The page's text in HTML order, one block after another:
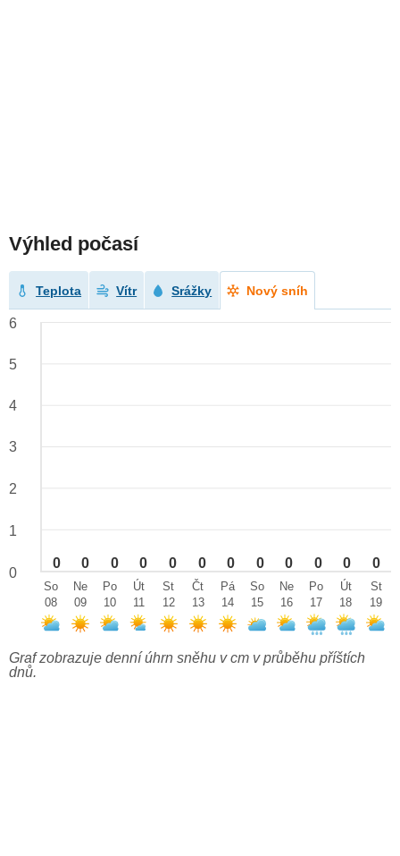
Výhled počasí
Teplota Vítr Srážky Nový sníh
0 0 0 0 0 0 0 0 0 0 0 0
6
5
4
3
2
1
0
So
08
Ne
09
Po
10
Út
11
St
12
Čt
13
Pá
14
So
15
Ne
16
Po
17
Út
18
St
19
Graf zobrazuje denní úhrn sněhu v cm v průběhu příštích
dnů.